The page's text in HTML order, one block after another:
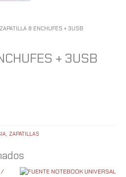
8 ENCHUFES + 3USB
+ 3USB
ZAPATILLAS